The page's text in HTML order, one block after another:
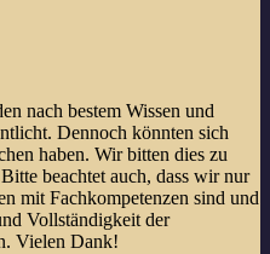
nach bestem Wissen und
Dennoch könnten sich
haben. Wir bitten dies zu
beachtet auch, dass wir nur
mit Fachkompetenzen sind und
Vollständigkeit der
Vielen Dank!